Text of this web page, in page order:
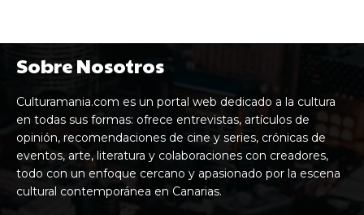
Sobre Nosotros
Culturamania.com es un portal web dedicado a la cultura
en todas sus formas: ofrece entrevistas, artículos de
opinión, recomendaciones de cine y series, crónicas de
eventos, arte, literatura y colaboraciones con creadores,
todo con un enfoque cercano y apasionado por la escena
cultural contemporánea en Canarias.